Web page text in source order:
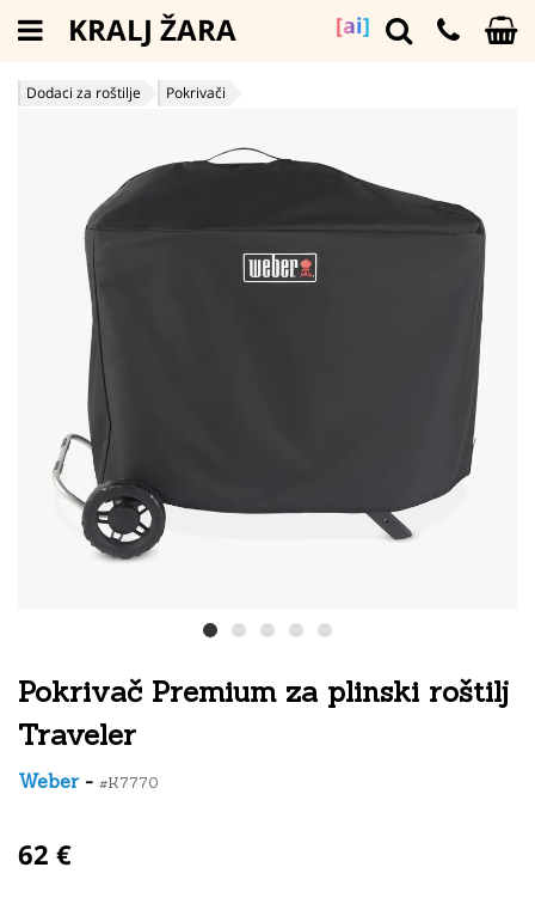
[ai]
KRALJ ŽARA
Dodaci za roštilje Pokrivači
Pokrivač Premium za plinski roštilj
Traveler
Weber- #K7770
62 €